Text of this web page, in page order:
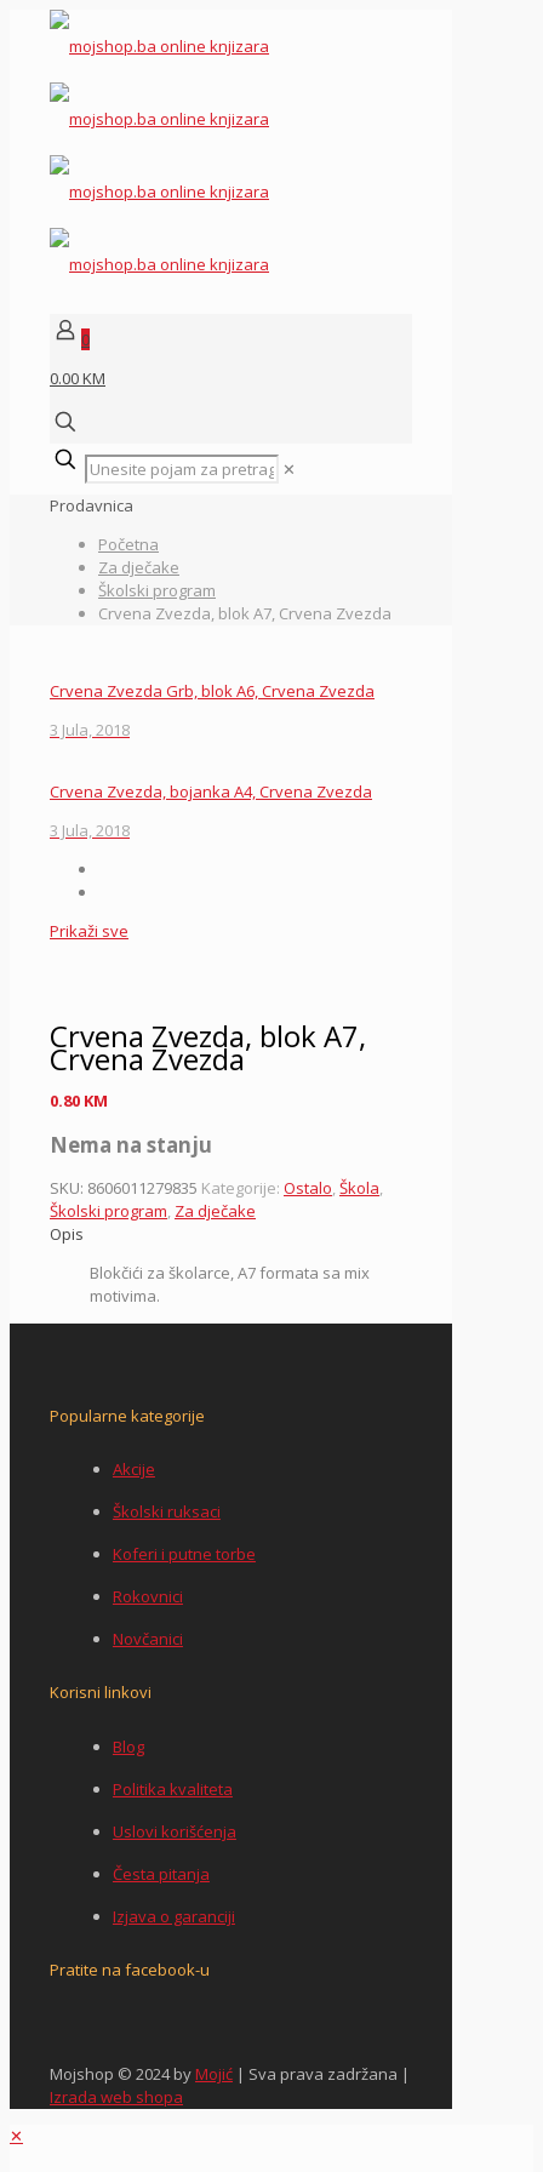
0
0.00 KM
✕
Prodavnica
Početna
Za dječake
Školski program
Crvena Zvezda, blok A7, Crvena Zvezda
Crvena Zvezda Grb, blok A6, Crvena Zvezda
3 Jula, 2018
Crvena Zvezda, bojanka A4, Crvena Zvezda
3 Jula, 2018
Prikaži sve
Crvena Zvezda, blok A7,
Crvena Zvezda
0.80 KM
Nema na stanju
SKU: 8606011279835 Kategorije: Ostalo,Škola,
Školski program, Za dječake
Opis
Blokčići za školarce, A7 formata sa mix
motivima.
Popularne kategorije
Akcije
Školski ruksaci
Koferi i putne torbe
Rokovnici
Novčanici
Korisni linkovi
Blog
Politika kvaliteta
Uslovi korišćenja
Česta pitanja
Izjava o garanciji
Pratite na facebook-u
Mojshop © 2024 byMojić | Sva prava zadržana |
Izrada web shopa
✕